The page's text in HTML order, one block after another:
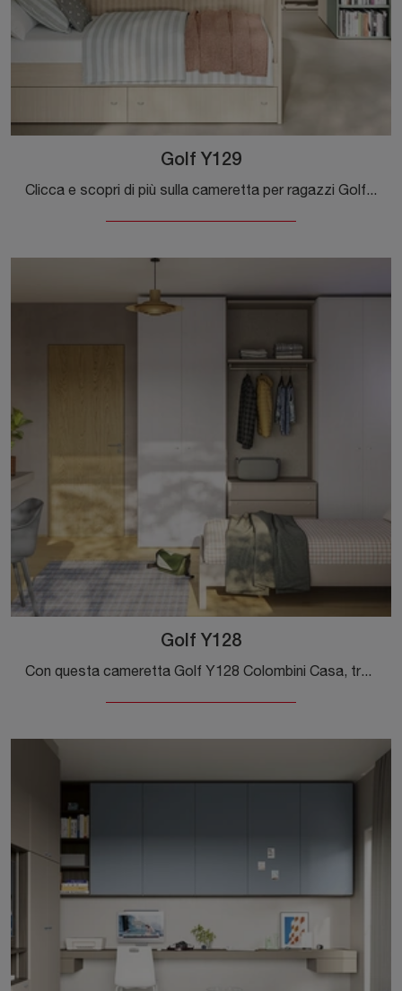
Golf Y129
Clicca e scopri di più sulla cameretta per ragazzi Golf Y129! Le Camerette componibili Colombini Casa ti attendono.
Golf Y128
Con questa cameretta Golf Y128 Colombini Casa, tra le soluzioni componibili, potrai arredare stanze moderne per ragazzi.